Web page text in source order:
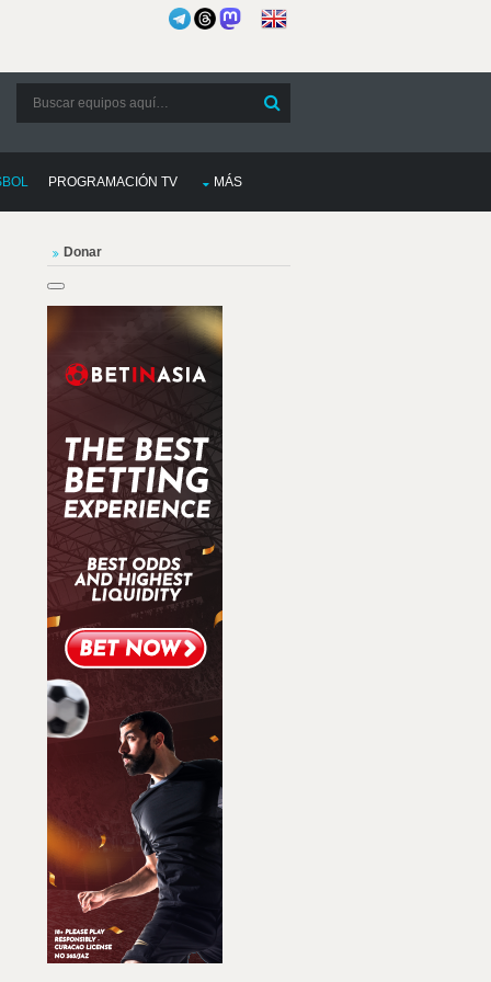
PROGRAMACIÓN TV MÁS
Donar